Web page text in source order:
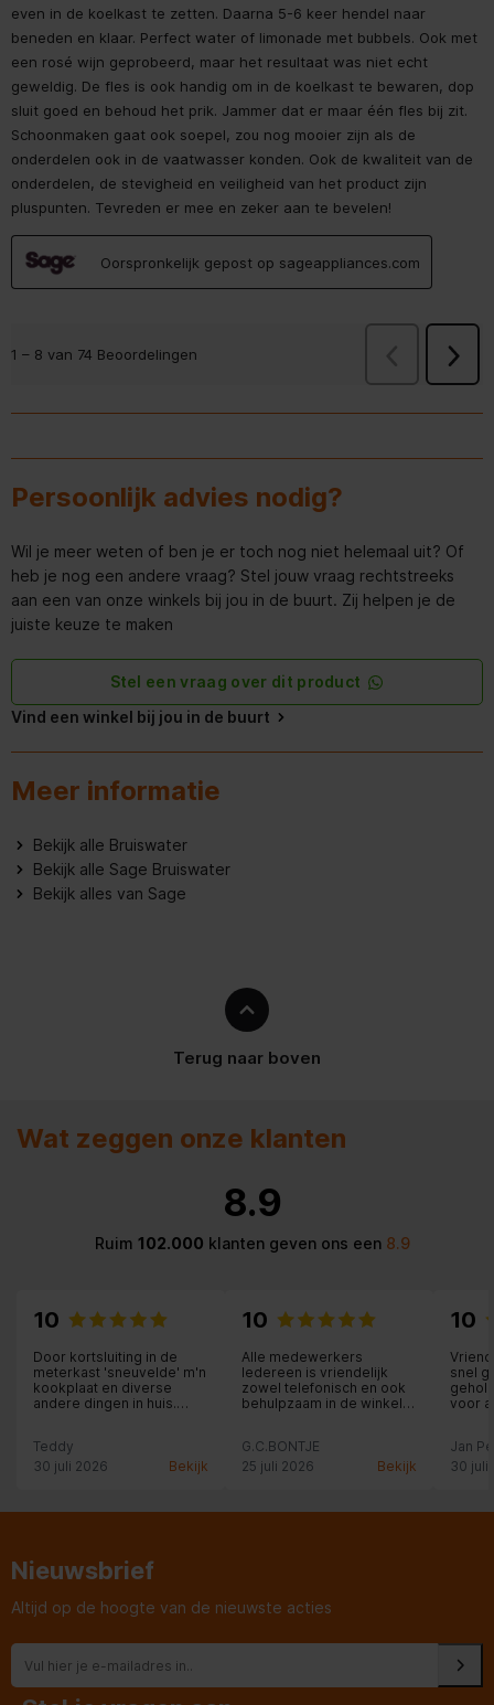
even in de koelkast te zetten. Daarna 5-6 keer hendel naar
beneden en klaar. Perfect water of limonade met bubbels. Ook met
een rosé wijn geprobeerd, maar het resultaat was niet echt
geweldig. De fles is ook handig om in de koelkast te bewaren, dop
sluit goed en behoud het prik. Jammer dat er maar één fles bij zit.
Schoonmaken gaat ook soepel, zou nog mooier zijn als de
onderdelen ook in de vaatwasser konden. Ook de kwaliteit van de
onderdelen, de stevigheid en veiligheid van het product zijn
pluspunten. Tevreden er mee en zeker aan te bevelen!
Oorspronkelijk gepost op sageappliances.com
1 – 8 van 74 Beoordelingen
Persoonlijk advies nodig?
Wil je meer weten of ben je er toch nog niet helemaal uit? Of
heb je nog een andere vraag? Stel jouw vraag rechtstreeks
aan een van onze winkels bij jou in de buurt. Zij helpen je de
juiste keuze te maken
Stel een vraag over dit product
Vind een winkel bij jou in de buurt
Meer informatie
Bekijk alle Bruiswater
Bekijk alle Sage Bruiswater
Bekijk alles van Sage
Terug naar boven
Wat zeggen onze klanten
8.9
Ruim 102.000 klanten geven ons een8.9
10
Door kortsluiting in de
meterkast 'sneuvelde' m'n
kookplaat en diverse
andere dingen in huis.
medewerker al om de
nismaat op te meten.
van kookplaat. Ik kon m'n
gekozen kookplaat moest
wel besteld worden. Na 2
de kookplaat de volgende
dag binnen kwam en werd
schets m'n verbazing:
medewerker de kookplaat
Teddy
30 juli 2026
Bekijk
10
Alle medewerkers
Iedereen is vriendelijk
zowel telefonisch en ook
behulpzaam in de winkel
G.C.BONTJE
25 juli 2026
Bekijk
10
snel
voor
Jan
30 juli
Nieuwsbrief
Altijd op de hoogte van de nieuwste acties